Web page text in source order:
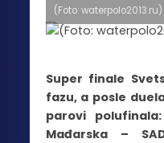
(Foto: waterpolo2013.ru)
Super finale
fazu, a posle
parovi
Mađarska –